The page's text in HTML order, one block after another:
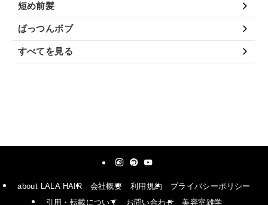
短め前髪
ぱっつんボブ
すべてを見る
about LALA HAIR 会社概要 利用規約
プライバシーポリシー
引用・転載について
お問い合わせ 美容室雑学